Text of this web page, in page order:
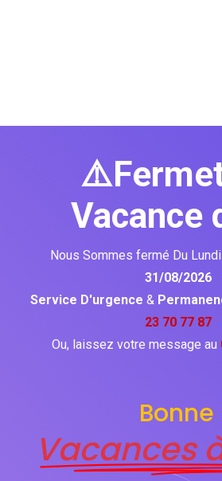
Vacance
Nous Sommes fermé Du Lundi
31/08/2026
Service D'urgence &
23 70 77 87
Ou, laissez votre message au
Bonne
Vacances